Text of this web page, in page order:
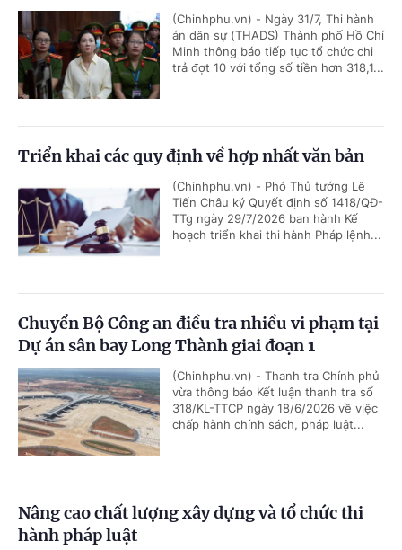
(Chinhphu.vn) - Ngày 31/7, Thi hành
án dân sự (THADS) Thành phố Hồ Chí
Minh thông báo tiếp tục tổ chức chi
trả đợt 10 với tổng số tiền hơn 318,1...
Triển khai các quy định về hợp nhất văn bản
(Chinhphu.vn) - Phó Thủ tướng Lê
Tiến Châu ký Quyết định số 1418/QĐ-
TTg ngày 29/7/2026 ban hành Kế
hoạch triển khai thi hành Pháp lệnh...
Chuyển Bộ Công an điều tra nhiều vi phạm tại
Dự án sân bay Long Thành giai đoạn 1
(Chinhphu.vn) - Thanh tra Chính phủ
vừa thông báo Kết luận thanh tra số
318/KL-TTCP ngày 18/6/2026 về việc
chấp hành chính sách, pháp luật...
Nâng cao chất lượng xây dựng và tổ chức thi
hành pháp luật